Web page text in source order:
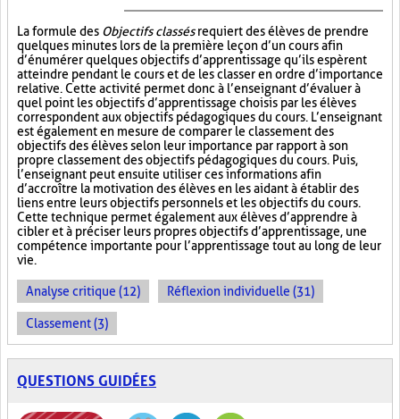
La formule des Objectifs classésrequiert des élèves de prendre
quelques minutes lors de la première leçon d’un cours afin
d’énumérer quelques objectifs d’apprentissage qu’ils espèrent
atteindre pendant le cours et de les classer en ordre d’importance
relative. Cette activité permet donc à l’enseignant d’évaluer à
quel point les objectifs d’apprentissage choisis par les élèves
correspondent aux objectifs pédagogiques du cours. L’enseignant
est également en mesure de comparer le classement des
objectifs des élèves selon leur importance par rapport à son
propre classement des objectifs pédagogiques du cours. Puis,
l’enseignant peut ensuite utiliser ces informations afin
d’accroître la motivation des élèves en les aidant à établir des
liens entre leurs objectifs personnels et les objectifs du cours.
Cette technique permet également aux élèves d’apprendre à
cibler et à préciser leurs propres objectifs d’apprentissage, une
compétence importante pour l’apprentissage tout au long de leur
vie.
Analyse critique (12) Réflexion individuelle (31)
Classement (3)
QUESTIONS GUIDÉES